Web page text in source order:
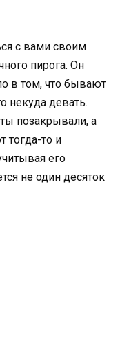
с вами своим
пирога. Он
в том, что бывают
некуда девать.
позакрывали, а
тогда-то и
его
не один десяток